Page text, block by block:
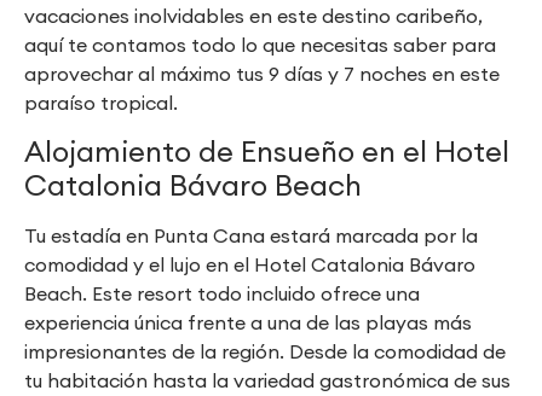
vacaciones inolvidables en este destino caribeño,
aquí te contamos todo lo que necesitas saber para
aprovechar al máximo tus 9 días y 7 noches en este
paraíso tropical.
Alojamiento de Ensueño en el Hotel
Catalonia Bávaro Beach
Tu estadía en Punta Cana estará marcada por la
comodidad y el lujo en el Hotel Catalonia Bávaro
Beach. Este resort todo incluido ofrece una
experiencia única frente a una de las playas más
impresionantes de la región. Desde la comodidad de
tu habitación hasta la variedad gastronómica de sus